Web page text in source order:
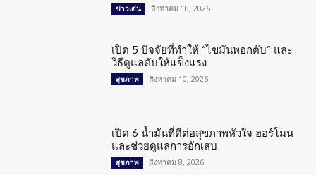
ข่าวเด่น สิงหาคม 10, 2026
เปิด 5 ปัจจัยที่ทำให้ “ไขมันพอกตับ” และ
วิธีดูแลตับให้แข็งแรง
สุขภาพ สิงหาคม 10, 2026
เปิด 6 น้ำมันที่ดีต่อสุขภาพหัวใจ ฮอร์โมน
และช่วยดูแลการอักเสบ
สุขภาพ สิงหาคม 8, 2026